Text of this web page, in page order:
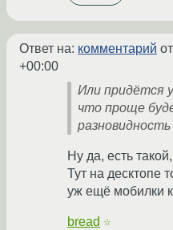
Ответ на: комментарий
+00:00
Или придётся
что проще
Ну да, есть
Тут на десктопе
уж ещё мобилки
bread ☆